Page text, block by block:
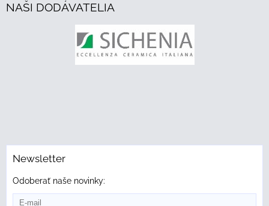
NAŠI DODÁVATELIA
Newsletter
Odoberať naše novinky: